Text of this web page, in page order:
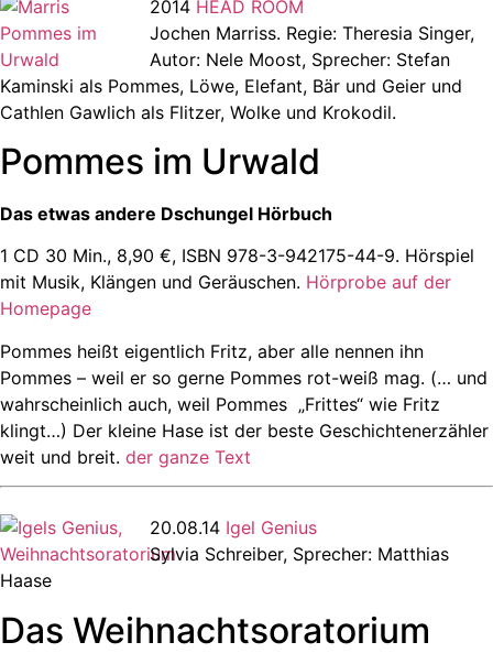
2014 HEAD ROOM
Jochen Marriss. Regie: Theresia Singer,
Autor: Nele Moost, Sprecher: Stefan
Kaminski als Pommes, Löwe, Elefant, Bär und Geier und
Cathlen Gawlich als Flitzer, Wolke und Krokodil.
Pommes im Urwald
Das etwas andere Dschungel Hörbuch
1 CD 30 Min., 8,90 €, ISBN 978-3-942175-44-9. Hörspiel
mit Musik, Klängen und Geräuschen. Hörprobe auf der
Homepage
Pommes heißt eigentlich Fritz, aber alle nennen ihn
Pommes – weil er so gerne Pommes rot-weiß mag. (… und
wahrscheinlich auch, weil Pommes „Frittes“ wie Fritz
klingt…) Der kleine Hase ist der beste Geschichtenerzähler
weit und breit. der ganze Text
20.08.14 Igel Genius
Sylvia Schreiber, Sprecher: Matthias
Haase
Das Weihnachtsoratorium